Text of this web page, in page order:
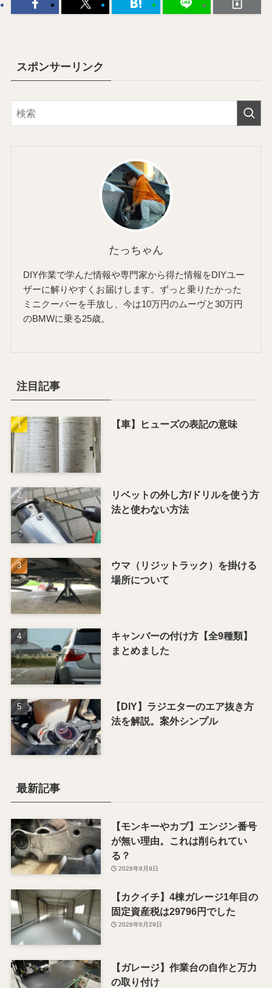
スポンサーリンク
たっちゃん
DIY作業で学んだ情報や専門家から得た情報をDIYユー
ザーに解りやすくお届けします。ずっと乗りたかった
ミニクーパーを手放し、今は10万円のムーヴと30万円
のBMWに乗る25歳。
注目記事
【車】ヒューズの表記の意味
リベットの外し方/ドリルを使う方
法と使わない方法
ウマ（リジットラック）を掛ける
場所について
キャンバーの付け方【全9種類】
まとめました
【DIY】ラジエターのエア抜き方
法を解説。案外シンプル
最新記事
【モンキーやカブ】エンジン番号
が無い理由。これは削られてい
る？
2026年8月9日
【カクイチ】4棟ガレージ1年目の
固定資産税は29796円でした
2026年6月29日
【ガレージ】作業台の自作と万力
の取り付け